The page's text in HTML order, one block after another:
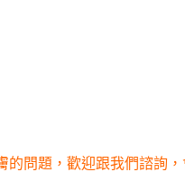
的問題，歡迎跟我們諮詢